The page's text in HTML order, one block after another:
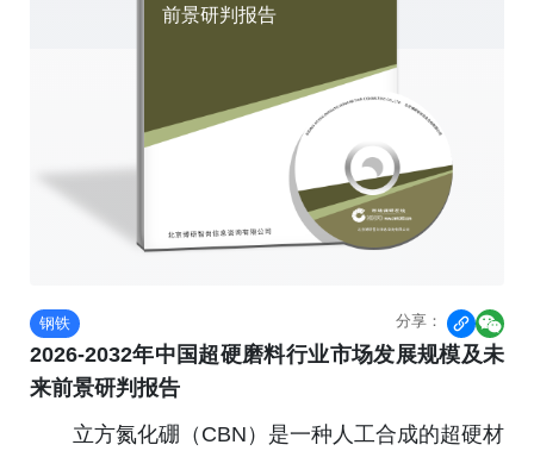
前景研判报告
钢铁 分享：  
2026-2032年中国超硬磨料行业市场发展规模及未
来前景研判报告
立方氮化硼（CBN）是一种人工合成的超硬材